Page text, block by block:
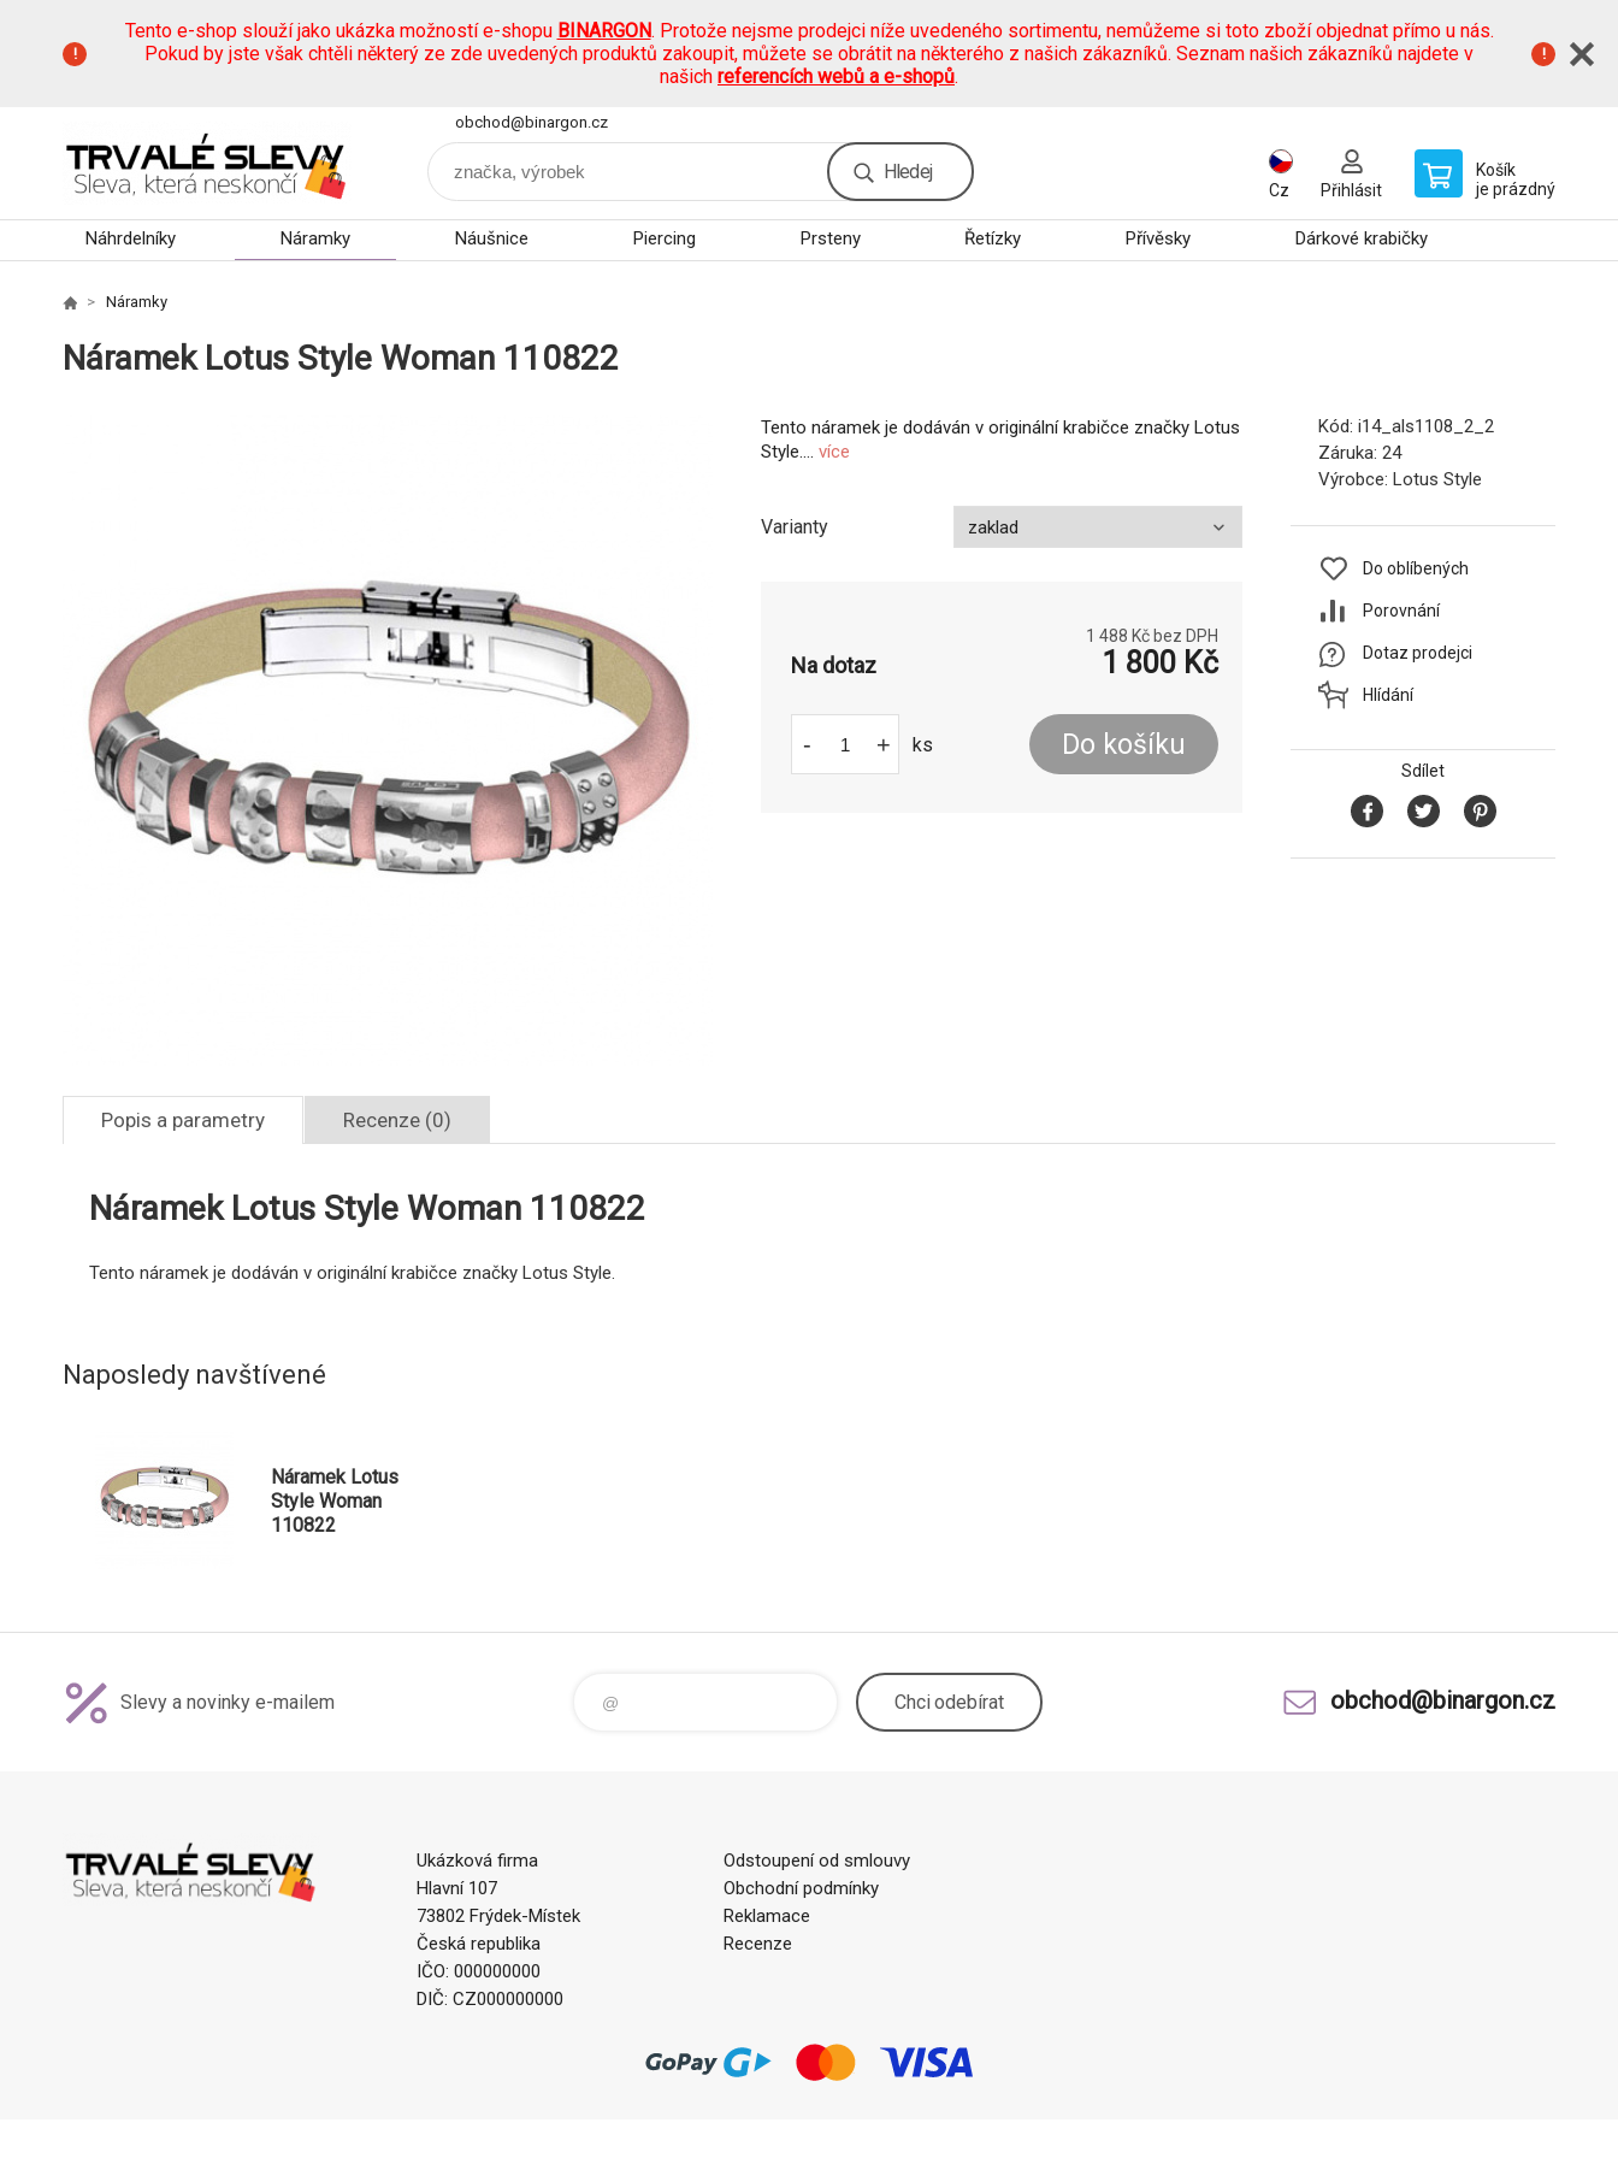
Tento e-shop slouží jako ukázka možností e-shopu BINARGON. Protože nejsme prodejci níže uvedeného sortimentu, nemůžeme si toto zboží objednat přímo u nás.
Pokud by jste však chtěli některý ze zde uvedených produktů zakoupit, můžete se obrátit na některého z našich zákazníků. Seznam našich zákazníků najdete v
našich referencích webů a e-shopů.
obchod@binargon.cz
Hledej
Cz Přihlásit
Košík
je prázdný
Náhrdelníky Náramky Náušnice Piercing Prsteny Řetízky Přívěsky Dárkové krabičky
Náramky
Náramek Lotus Style Woman 110822
Tento náramek je dodáván v originální krabičce značky Lotus
Style.... více
Varianty
1 488 Kč bez DPH
Na dotaz 1 800 Kč
- + ks Do košíku
Kód: i14_als1108_2_2
Záruka: 24
Výrobce: Lotus Style
Do oblíbených
Porovnání
Dotaz prodejci
Hlídání
Sdílet
Popis a parametry Recenze (0)
Náramek Lotus Style Woman 110822
Tento náramek je dodáván v originální krabičce značky Lotus Style.
Naposledy navštívené
Náramek Lotus
Style Woman
110822
Slevy a novinky e-mailem Chciodebírat obchod@binargon.cz
Ukázková firma
Hlavní 107
73802 Frýdek-Místek
Česká republika
IČO: 000000000
DIČ: CZ000000000
Odstoupení od smlouvy
Obchodní podmínky
Reklamace
Recenze